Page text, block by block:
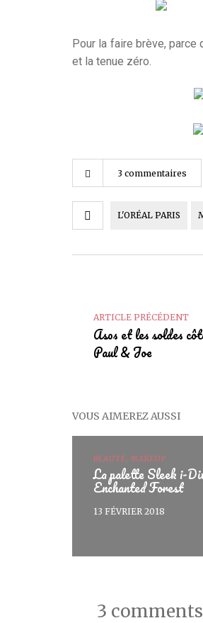
Pour la faire brève, parce
et la tenue zéro.
3 commentaires
L'ORÉAL PARIS
ARTICLE PRÉCÉDENT
Asos et les soldes
Paul & Joe
VOUS AIMEREZ AUSSI
BEAUTÉ, MAKEUP
La palette Sleek i-
Enchanted Forest
13 FÉVRIER 2018
3 comments